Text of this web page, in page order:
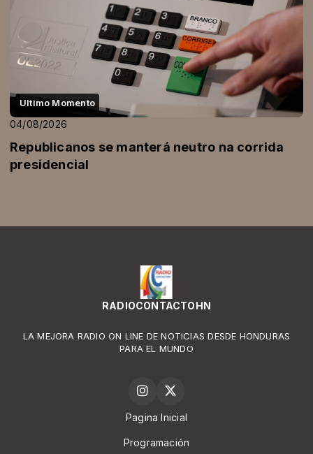
Ultimo Momento
04/08/2026
Republicanos se manterá neutro na corrida
presidencial
RADIOCONTACTOHN
LA MEJORA RADIO ON LINE DE NOTICIAS DESDE HONDURAS
PARA EL MUNDO
Pagina Inicial
Programación